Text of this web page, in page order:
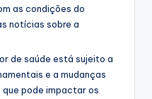
as condições do
notícias sobre a
de saúde está sujeito a
e a mudanças
pode impactar os